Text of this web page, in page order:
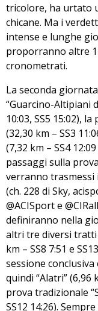
tricolore, ha urtato
chicane. Ma i
intense e lunghe
proporranno altre
cronometrati.
La seconda
“Guarcino-Altipiani
10:03, SS5 15:02),
(32,30 km – SS3
(7,32 km – SS4
passaggi sulla
verranno trasmessi
(ch. 228 di Sky,
@ACISport e
definiranno nella
altri tre diversi tratti
km – SS8 7:51 e
sessione conclusiva
quindi “Alatri” (6,96
prova tradizionale
SS12 14:26).